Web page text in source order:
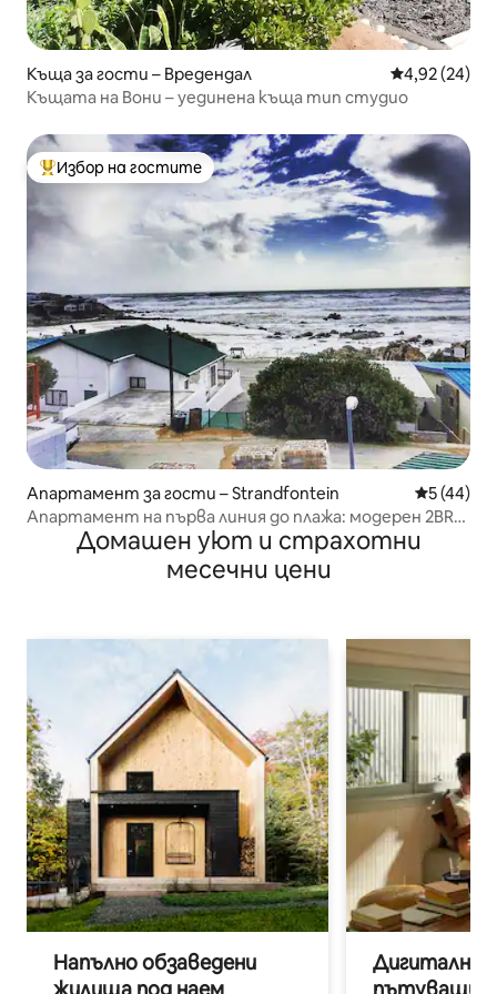
Къща за гости – Вредендал Средна
4,92 (24)
Къщата на Вони – уединена къща тип студио
Най-популярен избор на гостите
Избор на гостите
Апартамент за гости – Strandfontein Средна
5 (44)
Апартамент на първа линия до плажа: модерен 2BR
Solar, 50 м до плажа
Домашен уют и страхотни
месечни цени
Напълно обзаведени
Дигитални